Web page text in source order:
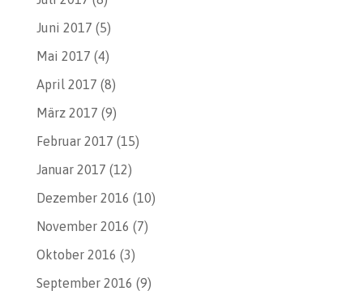
Juni 2017 (5)
Mai 2017 (4)
April 2017 (8)
März 2017 (9)
Februar 2017 (15)
Januar 2017 (12)
Dezember 2016 (10)
November 2016 (7)
Oktober 2016 (3)
September 2016 (9)